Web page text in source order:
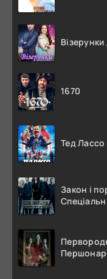
Візерунки
1670
Тед Лассо
Закон і